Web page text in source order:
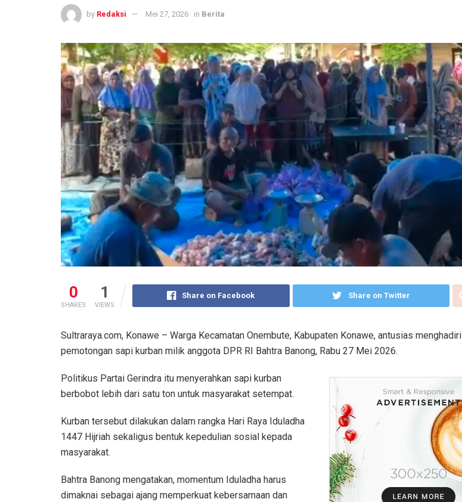
by Redaksi Mei 27, 2026 in Berita
0
SHARES
1
VIEWS
Share on Facebook Share on Twitter
Sultraraya.com, Konawe – Warga Kecamatan Onembute, Kabupaten Konawe, antusias menghadiri
pemotongan sapi kurban milik anggota DPR RI Bahtra Banong, Rabu 27 Mei 2026.
Politikus Partai Gerindra itu menyerahkan sapi kurban
berbobot lebih dari satu ton untuk masyarakat setempat.
Kurban tersebut dilakukan dalam rangka Hari Raya Iduladha
1447 Hijriah sekaligus bentuk kepedulian sosial kepada
masyarakat.
Bahtra Banong mengatakan, momentum Iduladha harus
dimaknai sebagai ajang memperkuat kebersamaan dan